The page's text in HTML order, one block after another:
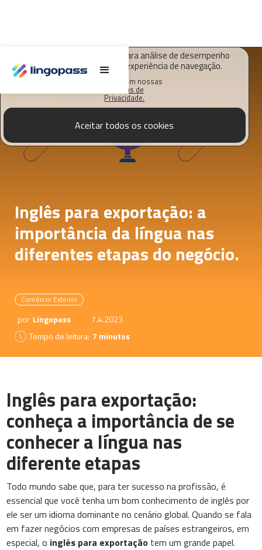
O Lingopass utiliza cookies para análise de desempenho
deste site e melhorar sua experiência de navegação.
Saiba mais em nossas
Políticas de
Privacidade.
Aceitar todos os cookies
Inglês para exportação: a
importância da língua nas
diferentes etapas do negócio.
Comércio Exterior
por Lingopass
7.4.2023
Tempo de leitura: 7 minutos
Inglês para exportação:
conheça a importância de se
conhecer a língua nas
diferente etapas
Todo mundo sabe que, para ter sucesso na profissão, é
essencial que você tenha um bom conhecimento de inglês por
ele ser um idioma dominante no cenário global. Quando se fala
em fazer negócios com empresas de países estrangeiros, em
especial, o inglês para exportação tem um grande papel.